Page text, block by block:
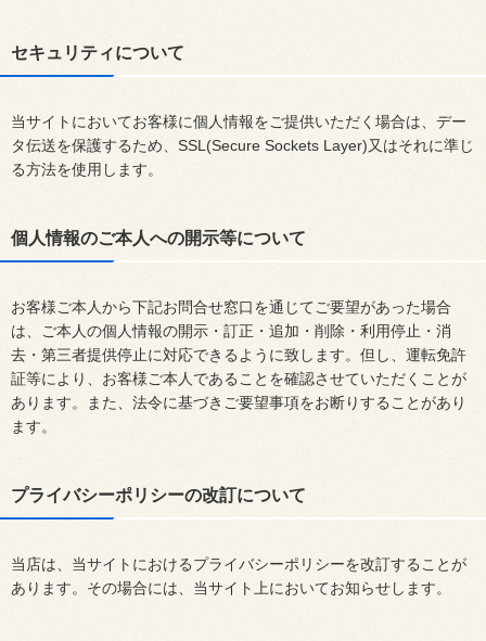
セキュリティについて
当サイトにおいてお客様に個人情報をご提供いただく場合は、デー
タ伝送を保護するため、SSL(Secure Sockets Layer)又はそれに準じ
る方法を使用します。
個人情報のご本人への開示等について
お客様ご本人から下記お問合せ窓口を通じてご要望があった場合
は、ご本人の個人情報の開示・訂正・追加・削除・利用停止・消
去・第三者提供停止に対応できるように致します。但し、運転免許
証等により、お客様ご本人であることを確認させていただくことが
あります。また、法令に基づきご要望事項をお断りすることがあり
ます。
プライバシーポリシーの改訂について
当店は、当サイトにおけるプライバシーポリシーを改訂することが
あります。その場合には、当サイト上においてお知らせします。